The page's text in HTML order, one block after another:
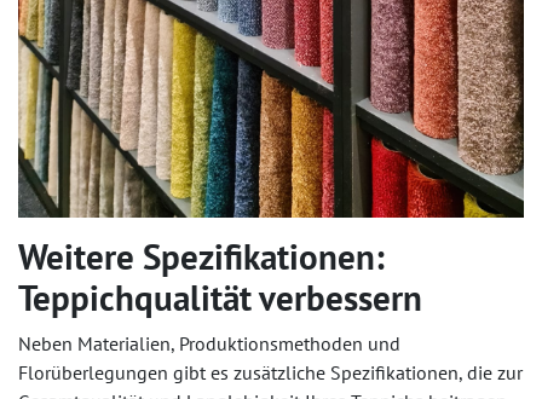
Weitere Spezifikationen:
Teppichqualität verbessern
Neben Materialien, Produktionsmethoden und
Florüberlegungen gibt es zusätzliche Spezifikationen, die zur